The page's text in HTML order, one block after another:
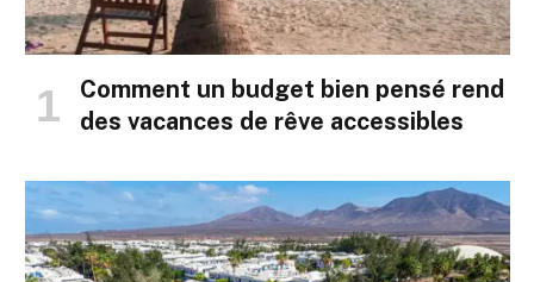
Comment un budget bien pensé rend
des vacances de rêve accessibles